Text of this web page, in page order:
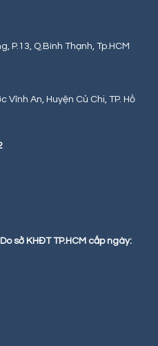
P.13, Q.Bình Thạnh, Tp.HCM
Vĩnh An, Huyện Củ Chi, TP. Hồ
sở KHĐT TP.HCM cấp ngày: